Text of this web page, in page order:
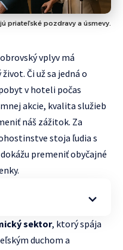
priateľské pozdravy a úsmevy.
vplyv má
Či už sa jedná o
v hoteli počas
akcie, kvalita služieb
náš zážitok. Za
stoja ľudia s
premeniť obyčajné
sektor, ktorý spája
duchom a